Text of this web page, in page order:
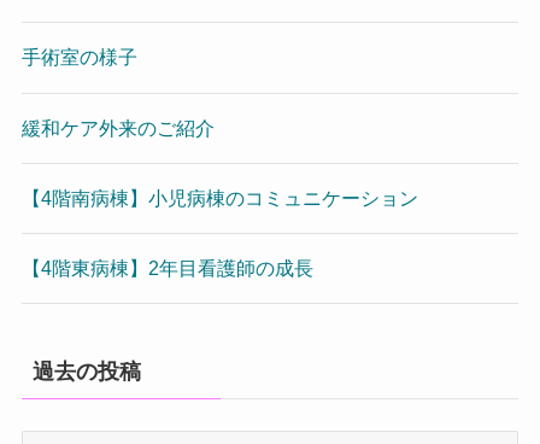
手術室の様子
緩和ケア外来のご紹介
【4階南病棟】小児病棟のコミュニケーション
【4階東病棟】2年目看護師の成長
過去の投稿